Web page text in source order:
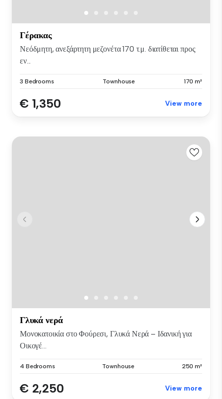
Γέρακας
Νεόδμητη, ανεξάρτητη μεζονέτα 170 τ.μ. διατίθεται προς
εν...
3 Bedrooms Townhouse 170 m²
€ 1,350 View more
Γλυκά νερά
Μονοκατοικία στο Φούρεσι, Γλυκά Νερά – Ιδανική για
Οικογέ...
4 Bedrooms Townhouse 250 m²
€ 2,250 View more